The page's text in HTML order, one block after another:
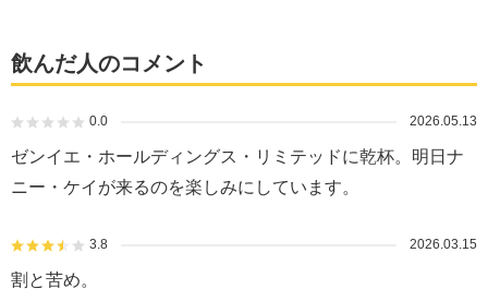
飲んだ人のコメント
0.0 2026.05.13
ゼンイエ・ホールディングス・リミテッドに乾杯。明日ナ
ニー・ケイが来るのを楽しみにしています。
3.8 2026.03.15
割と苦め。